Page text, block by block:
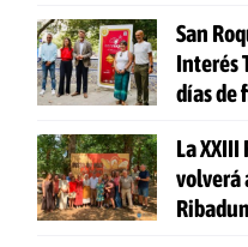
San
Interés
días de
La XXIII
volverá